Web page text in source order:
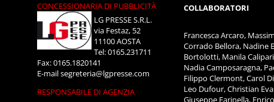
CONCESSIONARIA DI PUBBLICITÀ
LG PRESSE S.R.L.
via Festaz, 52
11100 AOSTA
Tel: 0165.231711
Fax: 0165.1820141
E-mailsegreteria@lgpresse.com
RESPONSABILE DI AGENZIA
COLLABORATORI
Francesca Arcaro,
Corrado Bellora, Nadine
Bortolotti, Manila
Nadia Camposaragna,
Filippo Clermont, Carol
Leo Dufour, Christian
Giuseppe Farinella,